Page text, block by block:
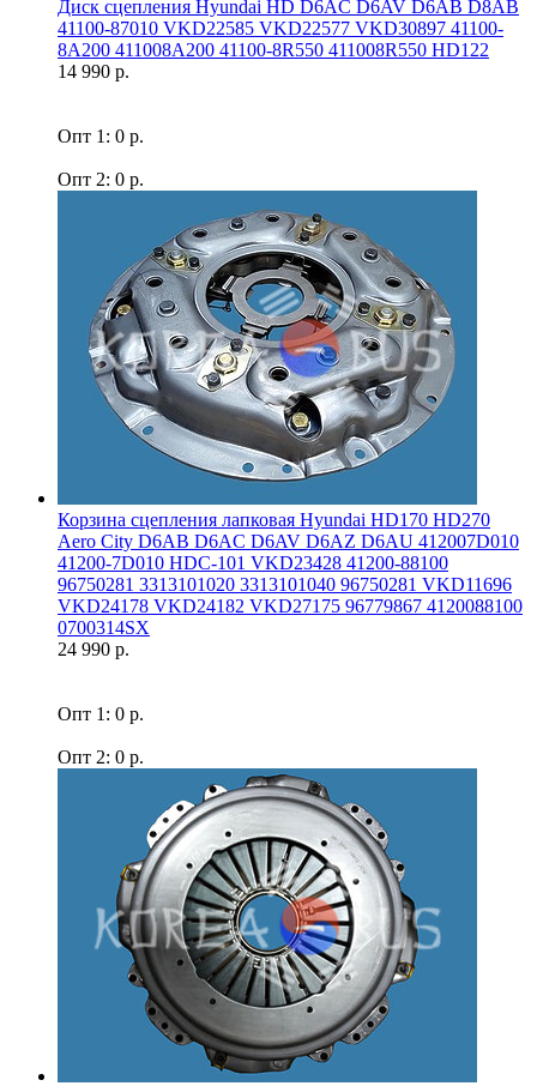
Диск сцепления Hyundai HD D6AC D6AV D6AB D8AB
41100-87010 VKD22585 VKD22577 VKD30897 41100-
8A200 411008A200 41100-8R550 411008R550 HD122
14 990 р.
Опт 1: 0 р.
Опт 2: 0 р.
Корзина сцепления лапковая Hyundai HD170 HD270
Aero Сity D6AB D6AC D6AV D6AZ D6AU 412007D010
41200-7D010 HDC-101 VKD23428 41200-88100
96750281 3313101020 3313101040 96750281 VKD11696
VKD24178 VKD24182 VKD27175 96779867 4120088100
0700314SX
24 990 р.
Опт 1: 0 р.
Опт 2: 0 р.